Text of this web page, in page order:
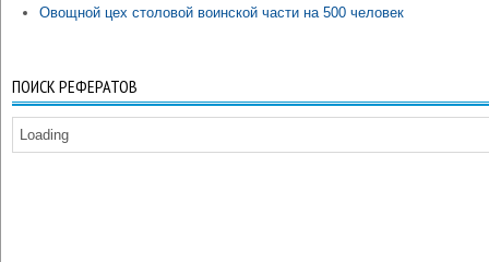
Овощной цех столовой воинской части на 500 человек
ПОИСК РЕФЕРАТОВ
Loading